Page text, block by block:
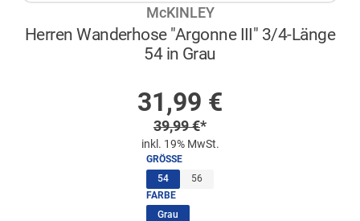
McKINLEY
Herren Wanderhose "Argonne III" 3/4-Länge
54 in Grau
Sonderpreis
31,99 €
Regulärer Preis
39,99€*
inkl. 19% MwSt.
GRÖSSE
54(ausgewählt)
56
FARBE
Grau(ausgewählt)